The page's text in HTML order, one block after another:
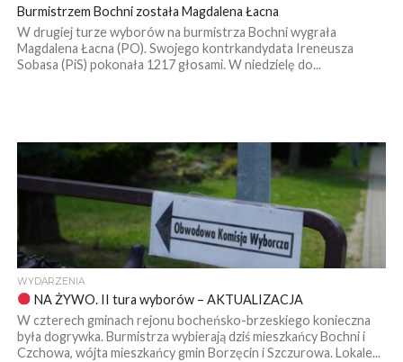
Burmistrzem Bochni została Magdalena Łacna
W drugiej turze wyborów na burmistrza Bochni wygrała
Magdalena Łacna (PO). Swojego kontrkandydata Ireneusza
Sobasa (PiS) pokonała 1217 głosami. W niedzielę do...
WYDARZENIA
NA ŻYWO. II tura wyborów – AKTUALIZACJA
W czterech gminach rejonu bocheńsko-brzeskiego konieczna
była dogrywka. Burmistrza wybierają dziś mieszkańcy Bochni i
Czchowa, wójta mieszkańcy gmin Borzęcin i Szczurowa. Lokale...